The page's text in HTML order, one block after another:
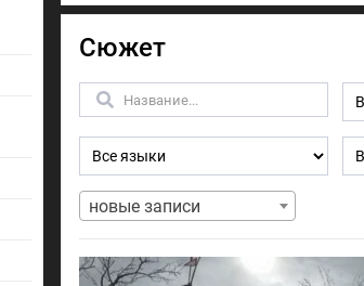
Сюжет
Поиск
новые записи